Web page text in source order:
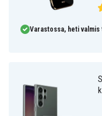
Varastossa, heti